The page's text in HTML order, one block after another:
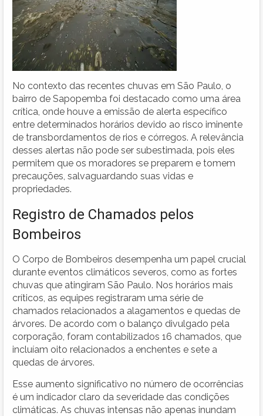
No contexto das recentes chuvas em São Paulo, o
bairro de Sapopemba foi destacado como uma área
crítica, onde houve a emissão de alerta específico
entre determinados horários devido ao risco iminente
de transbordamentos de rios e córregos. A relevância
desses alertas não pode ser subestimada, pois eles
permitem que os moradores se preparem e tomem
precauções, salvaguardando suas vidas e
propriedades.
Registro de Chamados pelos
Bombeiros
O Corpo de Bombeiros desempenha um papel crucial
durante eventos climáticos severos, como as fortes
chuvas que atingiram São Paulo. Nos horários mais
críticos, as equipes registraram uma série de
chamados relacionados a alagamentos e quedas de
árvores. De acordo com o balanço divulgado pela
corporação, foram contabilizados 16 chamados, que
incluíam oito relacionados a enchentes e sete a
quedas de árvores.
Esse aumento significativo no número de ocorrências
é um indicador claro da severidade das condições
climáticas. As chuvas intensas não apenas inundam